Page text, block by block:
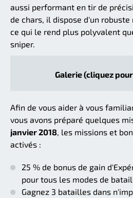
aussi performant en tir de
de chars, il dispose d'un
ce qui le rend plus polyvalent
sniper.
Galerie (cliquez
Afin de vous aider à vous
vous avons préparé quelques
janvier 2018, les missions et
activés :
25 % de bonus de gain
pour tous les modes de
Gagnez 3 batailles dans